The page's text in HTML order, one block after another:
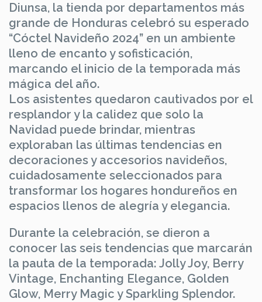
Diunsa, la tienda por departamentos más
grande de Honduras celebró su esperado
“Cóctel Navideño 2024” en un ambiente
lleno de encanto y sofisticación,
marcando el inicio de la temporada más
mágica del año.
Los asistentes quedaron cautivados por el
resplandor y la calidez que solo la
Navidad puede brindar, mientras
exploraban las últimas tendencias en
decoraciones y accesorios navideños,
cuidadosamente seleccionados para
transformar los hogares hondureños en
espacios llenos de alegría y elegancia.
Durante la celebración, se dieron a
conocer las seis tendencias que marcarán
la pauta de la temporada: Jolly Joy, Berry
Vintage, Enchanting Elegance, Golden
Glow, Merry Magic y Sparkling Splendor.